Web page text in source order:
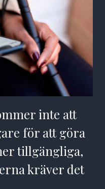
inte att
för att göra
tillgängliga,
kräver det